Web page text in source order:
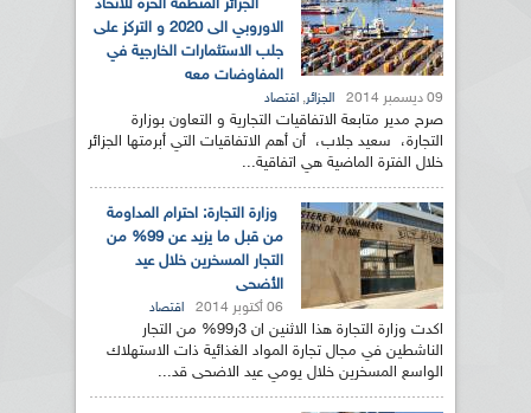
الجزائر المنطقة الحرة للاتحاد
الاوروبي الى 2020 و التركز على
جلب الاستثمارات الخارجية في
المفاوضات معه
09 ديسمبر 2014 الجزائر, اقتصاد
صرح مدير متابعة الاتفاقيات التجارية و التعاون بوزارة
التجارة، سعيد جلاب، أن أهم الاتفاقيات التي أبرمتها الجزائر
خلال الفترة الماضية هي اتفاقية...
وزارة التجارة: احترام المداومة
من قبل ما يزيد عن 99% من
التجار المسخرين خلال عيد
الأضحى
06 أكتوبر 2014 اقتصاد
اكدت وزارة التجارة هذا الاثنين ان 3ر99% من التجار
الناشطين في مجال تجارة المواد الغذائية ذات الاستهلاك
الواسع المسخرين خلال يومي عيد الاضحى قد...